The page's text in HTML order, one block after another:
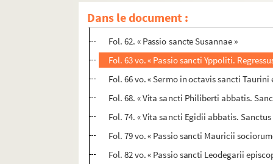
Dans le document :
Fol. 56. « Epistola de revelatione
Fol. 58. « Passio sancti Laurentii
Fol. 62. « Passio sancte Susannae »
Fol. 63 vo. « Passio sancti Yppoliti.
Fol. 66 vo. « Sermo in octavis sancti
Fol. 68. « Vita sancti Philiberti abbatis.
Fol. 74. « Vita sancti Egidii abbatis.
Fol. 79 vo. « Passio sancti Mauricii
Fol. 82 vo. « Passio sancti Leodegarii